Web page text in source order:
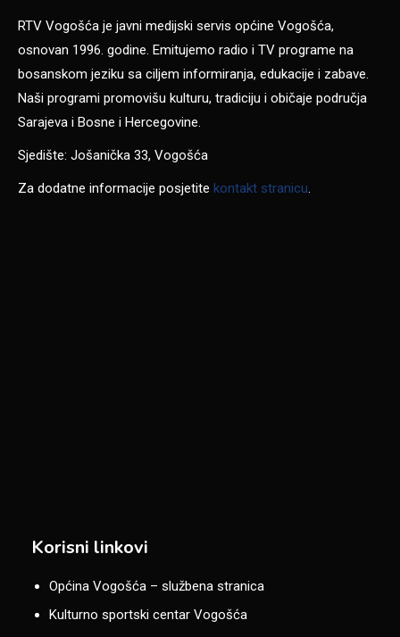
RTV Vogošća je javni medijski servis općine Vogošća,
osnovan 1996. godine. Emitujemo radio i TV programe na
bosanskom jeziku sa ciljem informiranja, edukacije i zabave.
Naši programi promovišu kulturu, tradiciju i običaje područja
Sarajeva i Bosne i Hercegovine.
Sjedište: Jošanička 33, Vogošća
Za dodatne informacije posjetite kontakt stranicu
Korisni linkovi
Općina Vogošća – službena stranica
Kulturno sportski centar Vogošća